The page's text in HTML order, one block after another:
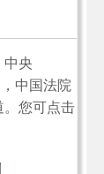
中央
中国法院
。您可点击